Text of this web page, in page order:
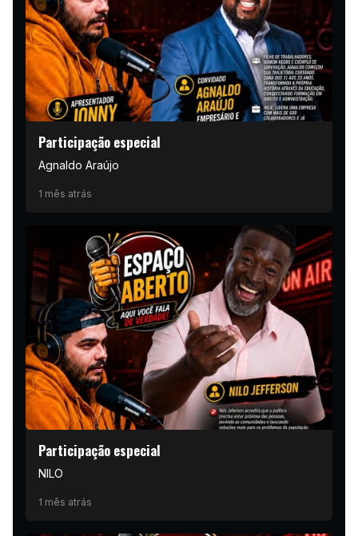
Participação especial
Agnaldo Araújo
1 mês atrás
Participação especial
NILO
1 mês atrás